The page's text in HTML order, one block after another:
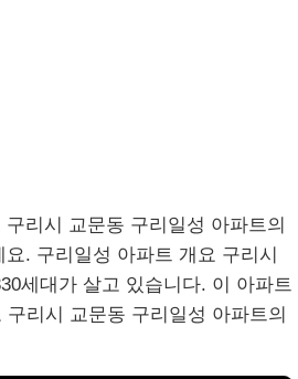
리시 교문동 구리일성 아파트의
. 구리일성 아파트 개요 구리시
세대가 살고 있습니다. 이 아파트
리시 교문동 구리일성 아파트의